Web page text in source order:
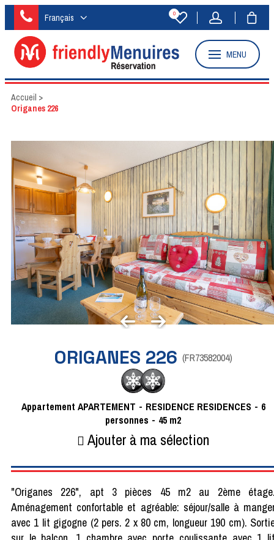
Français 0
MENU
Accueil >
Origanes 226
ORIGANES 226 (FR73582004)
Appartement APARTEMENT RESIDENCE RESIDENCES
6
personnes
45 m2
Ajouter à ma sélection
"Origanes 226", apt 3 pièces 45 m2 au 2ème
Aménagement confortable et agréable: séjour/salle à
avec 1 lit gigogne (2 pers. 2 x 80 cm, longueur 190 cm).